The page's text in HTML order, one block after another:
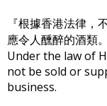
『根據香港法律，
應令人醺醉的酒類。
Under the law of
not be sold or
business.